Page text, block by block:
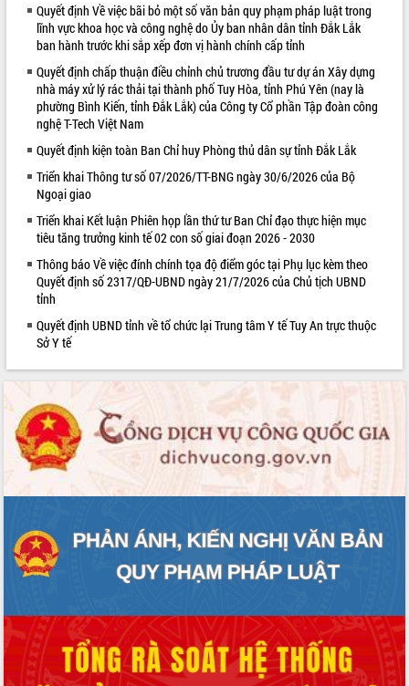
Khám bệnh, cấp phát thuốc miễn phí
và tặng quà người dân xã Cư Pui
Hội nghị UBND tỉnh Đắk Lắk thường kỳ
tháng 7/2026
Lễ truy tặng danh hiệu “Bà Mẹ Việt
Nam Anh hùng” và trao Huân chương
Lao động
UBND tỉnh Đắk Lắk triển khai nhiệm
vụ 6 tháng cuối năm 2026
Kỳ họp thứ Hai, Hội đồng nhân dân
tỉnh khóa XI quyết nghị nhiều nội dung
quan trọng
Bí thư Tỉnh ủy Lương Nguyễn Minh
Triết thăm, tặng quà người có công với
cách mạng
Rà soát, hoàn thiện hệ thống thiết chế
văn hóa, thể thao đáp ứng yêu cầu
Minh
Lễ truy điệu và an táng hài cốt liệt sĩ
tại Nghĩa trang Liệt sĩ xã Sơn Hòa
Bàn giải pháp tháo gỡ khó khăn trong
xuất khẩu sầu riêng và triển khai quy
Thứ trưởng Bộ Nông nghiệp và Môi
trường Nguyễn Hoàng Hiệp khảo sát
vùng trồng và doanh nghiệp đóng gói
Trình diễn nghệ thuật chế biến các
món ăn từ sầu riêng
Đắk Lắk công bố Quy hoạch và xúc
tiến đầu tư tỉnh
ALBUM ẢNH
LIÊN KẾT WEB
Quyết định Về việc bãi bỏ một số văn bản quy phạm pháp luật trong
lĩnh vực khoa học và công nghệ do Ủy ban nhân dân tỉnh Đắk Lắk
ban hành trước khi sắp xếp đơn vị hành chính cấp tỉnh
Quyết định chấp thuận điều chỉnh chủ trương đầu tư dự án Xây dựng
nhà máy xử lý rác thải tại thành phố Tuy Hòa, tỉnh Phú Yên (nay là
phường Bình Kiến, tỉnh Đắk Lắk) của Công ty Cổ phần Tập đoàn công
nghệ T-Tech Việt Nam
Quyết định kiện toàn Ban Chỉ huy Phòng thủ dân sự tỉnh Đắk Lắk
Triển khai Thông tư số 07/2026/TT-BNG ngày 30/6/2026 của Bộ
Ngoại giao
Triển khai Kết luận Phiên họp lần thứ tư Ban Chỉ đạo thực hiện mục
tiêu tăng trưởng kinh tế 02 con số giai đoạn 2026 - 2030
Thông báo Về việc đính chính tọa độ điểm góc tại Phụ lục kèm theo
Quyết định số 2317/QĐ-UBND ngày 21/7/2026 của Chủ tịch UBND
tỉnh
Quyết định UBND tỉnh về tổ chức lại Trung tâm Y tế Tuy An trực thuộc
Sở Y tế